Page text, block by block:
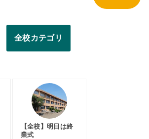
全校カテゴリ
【全校】明日は終
業式